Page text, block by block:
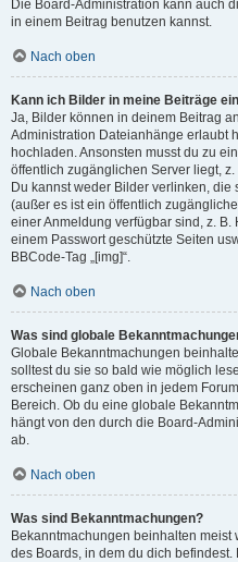
Die Board-Administration kann auch
in einem Beitrag benutzen kannst.
Nach oben
Kann ich Bilder in meine Beiträge
Ja, Bilder können in deinem Beitrag
Administration Dateianhänge erlaubt
hochladen. Ansonsten musst du zu
öffentlich zugänglichen Server liegt,
Du kannst weder Bilder verlinken,
(außer es ist ein öffentlich
einer Anmeldung verfügbar sind, z.
einem Passwort geschützte Seiten
BBCode-Tag „[img]“.
Nach oben
Was sind globale
Globale Bekanntmachungen
solltest du sie so bald wie möglich
erscheinen ganz oben in jedem
Bereich. Ob du eine globale
hängt von den durch die Board-
ab.
Nach oben
Was sind Bekanntmachungen?
Bekanntmachungen beinhalten
des Boards, in dem du dich befindest.